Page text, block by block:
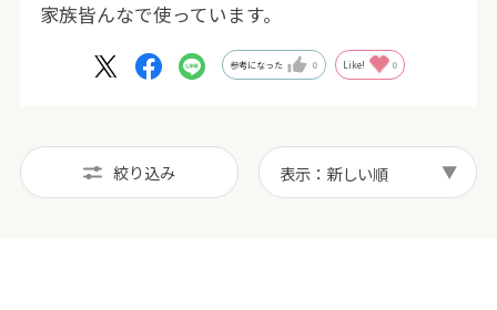
家族皆んなで使っています。
参考になった 0 Like! 0
絞り込み 表示：新しい順